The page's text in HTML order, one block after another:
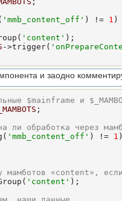
'mmb_content_off' ) != 1 )
'content' );
->trigger(
и заодно
$mainframe и
;
ли обработка через
'mmb_content_off' ) != 1
мамботов «content»,
'content' );
наши данные.